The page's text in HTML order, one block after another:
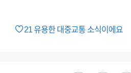
21유용한 대중교통 소식이에요